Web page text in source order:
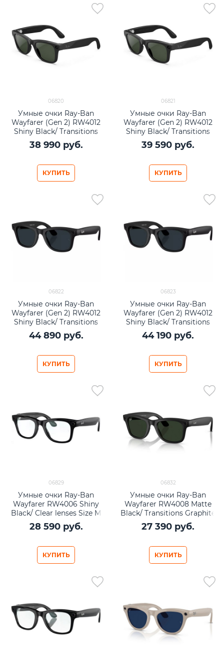
06820
Умные очки Ray-Ban
Wayfarer (Gen 2) RW4012
Shiny Black/ Transitions
Graphite Green lenses Size
L
38 990 руб.
КУПИТЬ
06821
Умные очки Ray-Ban
Wayfarer (Gen 2) RW4012
Shiny Black/ Transitions
Graphite Green lenses Size
M
39 590 руб.
КУПИТЬ
06822
Умные очки Ray-Ban
Wayfarer (Gen 2) RW4012
Shiny Black/ Transitions
Gray lenses Size L
44 890 руб.
КУПИТЬ
06823
Умные очки Ray-Ban
Wayfarer (Gen 2) RW4012
Shiny Black/ Transitions
Gray lenses Size M
44 190 руб.
КУПИТЬ
06829
Умные очки Ray-Ban
Wayfarer RW4006 Shiny
Black/ Clear lenses Size M
(50mm)
28 590 руб.
КУПИТЬ
06832
Умные очки Ray-Ban
Wayfarer RW4008 Matte
Black/ Transitions Graphite
Green lenses Size L (53mm)
27 390 руб.
КУПИТЬ